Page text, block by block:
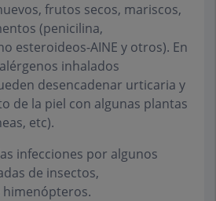
frutos secos, mariscos,
(penicilina,
esteroideos-AINE y otros). En
inhalados
desencadenar urticaria y
de la piel con algunas plantas
etc).
infecciones por algunos
de insectos,